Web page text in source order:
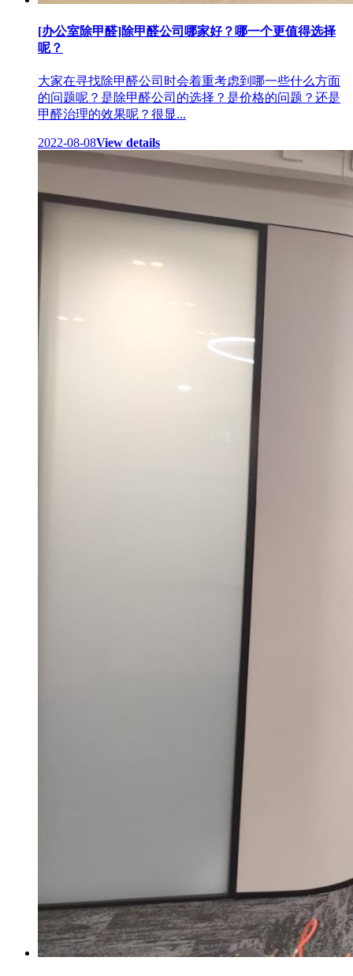
[办公室除甲醛]除甲醛公司哪家好？哪一个更值得选择
呢？
大家在寻找除甲醛公司时会着重考虑到哪一些什么方面
的问题呢？是除甲醛公司的选择？是价格的问题？还是
甲醛治理的效果呢？很显...
2022-08-08View details